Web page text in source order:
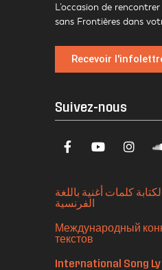
L’occasion de
sans Frontières dans
Recevoir
Suivez-nous
كلمات أغنية باللغة
الفرنسية
Международный
текстов
International Song